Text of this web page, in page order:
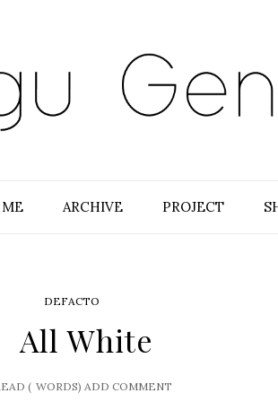
ARCHIVE PROJECT
DEFACTO
All White
( WORDS) ADD COMMENT